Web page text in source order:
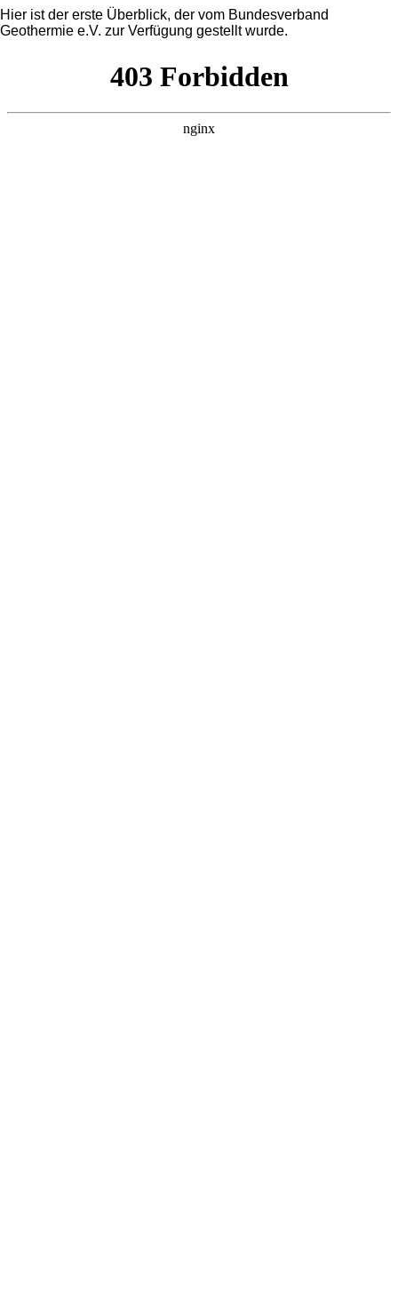
Hier ist der erste Überblick, der vom Bundesverband
Geothermie e.V. zur Verfügung gestellt wurde.